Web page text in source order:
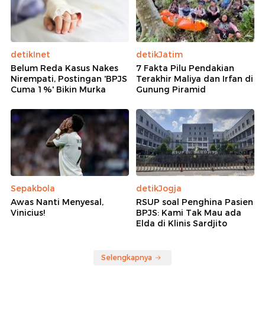
detikInet
Belum Reda Kasus Nakes
Nirempati, Postingan 'BPJS
Cuma 1%' Bikin Murka
detikJatim
7 Fakta Pilu Pendakian
Terakhir Maliya dan Irfan di
Gunung Piramid
Sepakbola
Awas Nanti Menyesal,
Vinicius!
detikJogja
RSUP soal Penghina Pasien
BPJS: Kami Tak Mau ada
Elda di Klinis Sardjito
Selengkapnya